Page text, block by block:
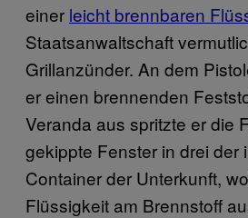
einer leicht brennbaren
Staatsanwaltschaft
Grillanzünder. An dem
er einen brennenden
Veranda aus spritzte er die
gekippte Fenster in drei der
Container der Unterkunft,
Flüssigkeit am Brennstoff